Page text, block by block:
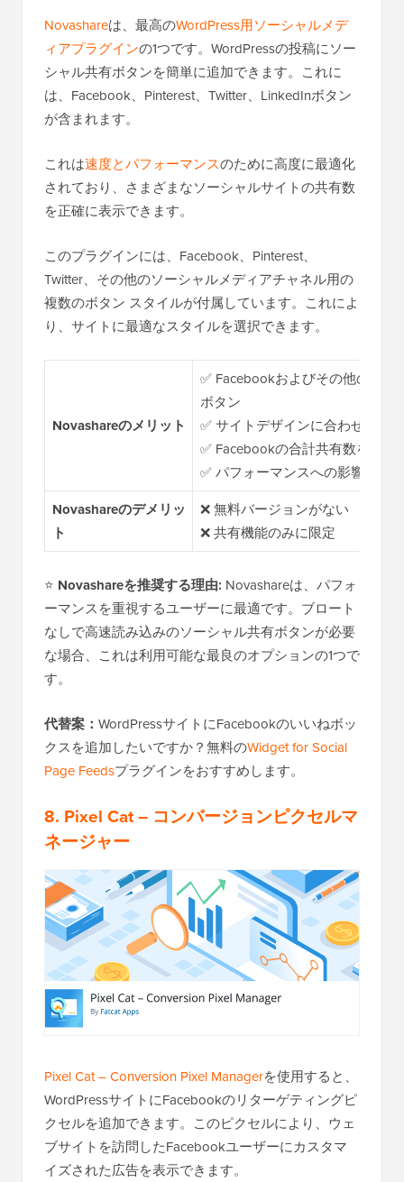
Novashareは、最高のWordPress用ソーシャルメデ
ィアプラグインの1つです。WordPressの投稿にソー
シャル共有ボタンを簡単に追加できます。これに
は、Facebook、Pinterest、Twitter、LinkedInボタン
が含まれます。
これは速度とパフォーマンスのために高度に最適化
されており、さまざまなソーシャルサイトの共有数
を正確に表示できます。
このプラグインには、Facebook、Pinterest、
Twitter、その他のソーシャルメディアチャネル用の
複数のボタン スタイルが付属しています。これによ
り、サイトに最適なスタイルを選択できます。
Novashareのメリット
✅ Facebookおよびその他のネ
ボタン
✅ サイトデザインに合わせたス
✅ Facebookの合計共有数を表示
✅ パフォーマンスへの影響を最
Novashareのデメリッ
ト
❌ 無料バージョンがない
❌ 共有機能のみに限定
⭐ Novashareを推奨する理由: Novashareは、パフォ
ーマンスを重視するユーザーに最適です。ブロート
なしで高速読み込みのソーシャル共有ボタンが必要
な場合、これは利用可能な最良のオプションの1つで
す。
代替案： WordPressサイトにFacebookのいいねボッ
クスを追加したいですか？無料のWidget for Social
Page Feedsプラグインをおすすめします。
8. Pixel Cat – コンバージョンピクセルマ
ネージャー
Pixel Cat – Conversion Pixel Managerを使用すると、
WordPressサイトにFacebookのリターゲティングピ
クセルを追加できます。このピクセルにより、ウェ
ブサイトを訪問したFacebookユーザーにカスタマ
イズされた広告を表示できます。